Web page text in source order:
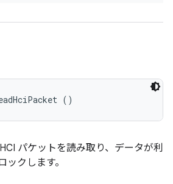
()
パケットを読み取り、データが利
クします。